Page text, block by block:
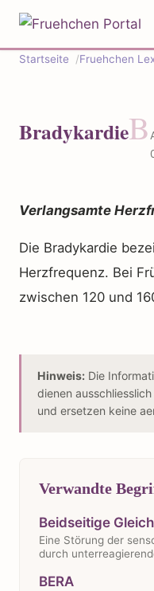
Startseite Fruehchen
BradykardieB
Verlangsamte
Die Bradykardie
Herzfrequenz. Bei
zwischen 120 und
Hinweis: Die
dienen
und ersetzen keine
Verwandte
Beidseitige
Eine Störung der
durch
BERA